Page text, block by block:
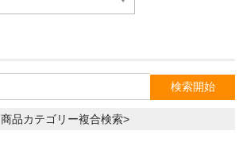
エディルカミン
煙突関連
商品カテゴリー複合検索>